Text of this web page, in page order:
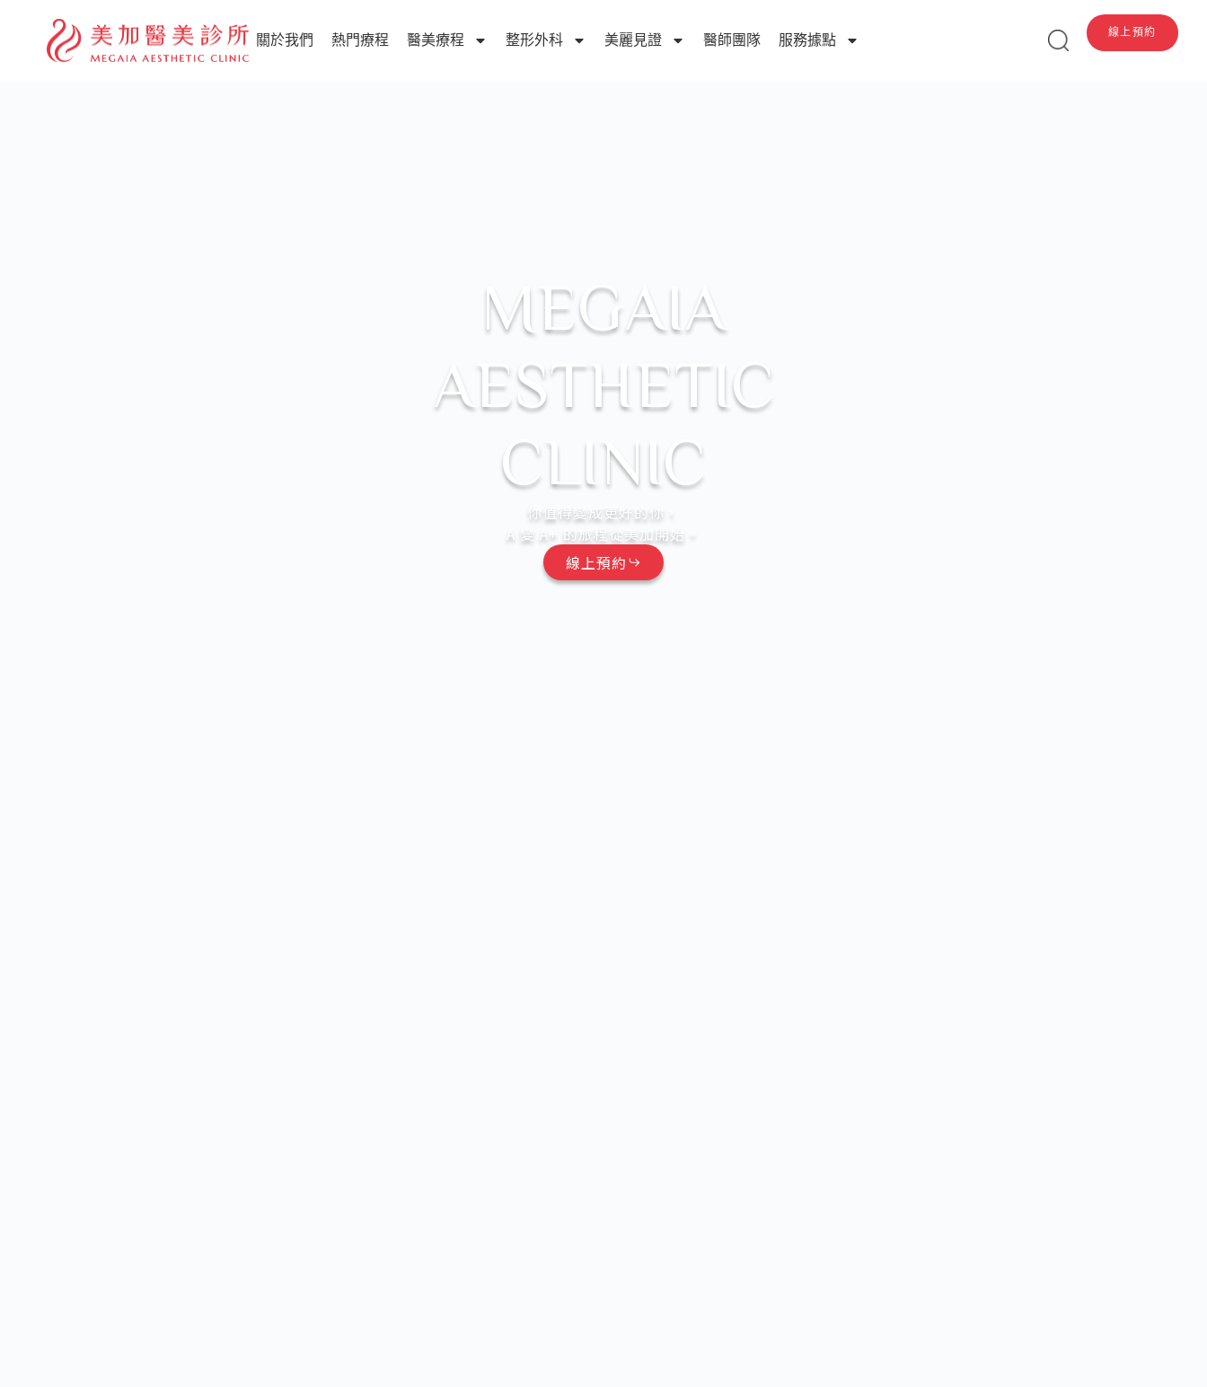
關於我們 熱門療程 醫美療程 整形外科 美麗見證 醫師團隊 服務據點 線上預約
MEGAIA
AESTHETIC
CLINIC
你值得變成更好的你，
A 變 A+ 的旅程從美加開始。
線上預約